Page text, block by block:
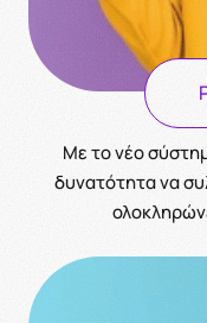
Με το νέο
δυνατότητα να